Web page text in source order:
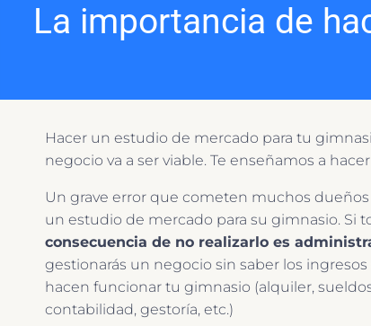
La importancia de
Hacer un estudio de mercado para tu
negocio va a ser viable. Te enseñamos a
Un grave error que cometen muchos
un estudio de mercado para su gimnasio. Si
consecuencia de no realizarlo es
gestionarás un negocio sin saber los
hacen funcionar tu gimnasio (alquiler,
contabilidad, gestoría, etc.)